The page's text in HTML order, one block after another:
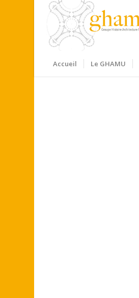
Accueil Le GHAMU